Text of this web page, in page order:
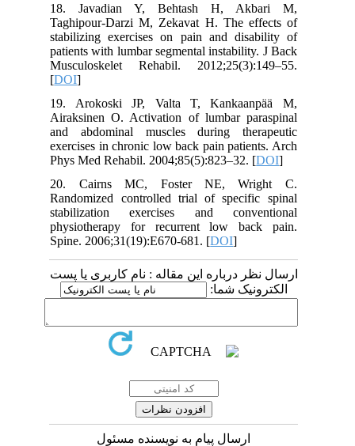
18. Javadian Y, Behtash H, Akbari M,
Taghipour-Darzi M, Zekavat H. The effects of
stabilizing exercises on pain and disability of
patients with lumbar segmental instability. J Back
Musculoskelet Rehabil. 2012;25(3):149–55.
[DOI
19. Arokoski JP, Valta T, Kankaanpää M,
Airaksinen O. Activation of lumbar paraspinal
and abdominal muscles during therapeutic
exercises in chronic low back pain patients. Arch
Phys Med Rehabil. 2004;85(5):823–32. [DOI
20. Cairns MC, Foster NE, Wright C.
Randomized controlled trial of specific spinal
stabilization exercises and conventional
physiotherapy for recurrent low back pain.
Spine. 2006;31(19):E670-681. [DOI
ارسال نظر درباره این مقاله : نام کاربری یا پست
الکترونیک شما:
ارسال پیام به نویسنده مسئول